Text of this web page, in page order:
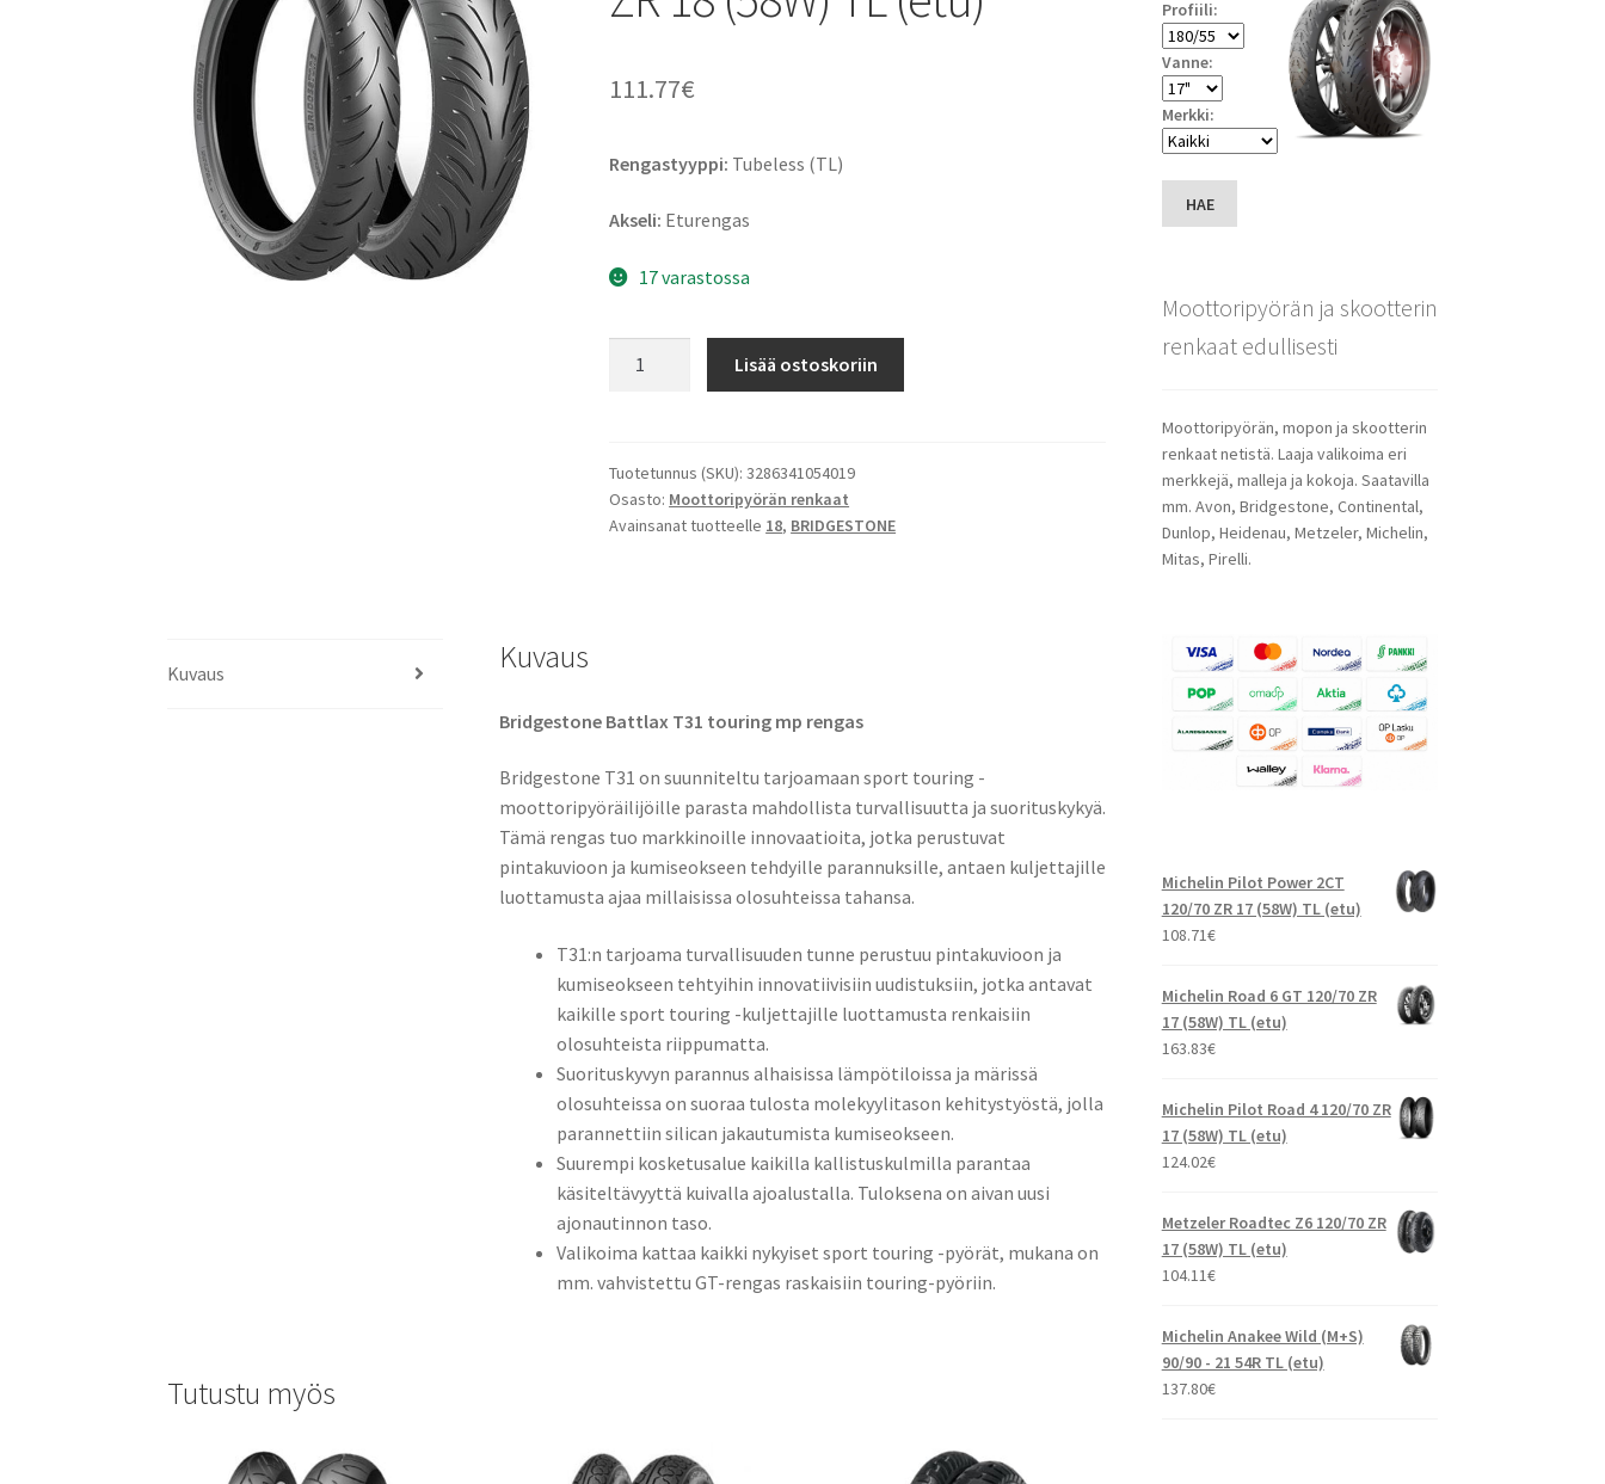
111.77€
Rengastyyppi: Tubeless (TL)
Akseli: Eturengas
17 varastossa
ZR
18
(58W)
Lisää ostoskoriin
Tuotetunnus (SKU):3286341054019
Osasto: Moottoripyörän renkaat
Avainsanat tuotteelle 18, BRIDGESTONE
Kuvaus Kuvaus
Bridgestone Battlax T31 touring mp rengas
Bridgestone T31 on suunniteltu tarjoamaan sport touring -
moottoripyöräilijöille parasta mahdollista turvallisuutta ja suorituskykyä.
Tämä rengas tuo markkinoille innovaatioita, jotka perustuvat
pintakuvioon ja kumiseokseen tehdyille parannuksille, antaen kuljettajille
luottamusta ajaa millaisissa olosuhteissa tahansa.
T31:n tarjoama turvallisuuden tunne perustuu pintakuvioon ja
kumiseokseen tehtyihin innovatiivisiin uudistuksiin, jotka antavat
kaikille sport touring -kuljettajille luottamusta renkaisiin
olosuhteista riippumatta.
Suorituskyvyn parannus alhaisissa lämpötiloissa ja märissä
olosuhteissa on suoraa tulosta molekyylitason kehitystyöstä, jolla
parannettiin silican jakautumista kumiseokseen.
Suurempi kosketusalue kaikilla kallistuskulmilla parantaa
käsiteltävyyttä kuivalla ajoalustalla. Tuloksena on aivan uusi
ajonautinnon taso.
Valikoima kattaa kaikki nykyiset sport touring -pyörät, mukana on
mm. vahvistettu GT-rengas raskaisiin touring-pyöriin.
Tutustu myös
Profiili:
Vanne:
Merkki:
HAE
Moottoripyörän ja skootterin
renkaat edullisesti
Moottoripyörän, mopon ja skootterin
renkaat netistä. Laaja valikoima eri
merkkejä, malleja ja kokoja. Saatavilla
mm. Avon, Bridgestone, Continental,
Dunlop, Heidenau, Metzeler, Michelin,
Mitas, Pirelli.
Michelin Pilot Power 2CT
120/70 ZR 17 (58W) TL (etu)
108.71€
Michelin Road 6 GT 120/70 ZR
17 (58W) TL (etu)
163.83€
Michelin Pilot Road 4 120/70 ZR
17 (58W) TL (etu)
124.02€
Metzeler Roadtec Z6 120/70 ZR
17 (58W) TL (etu)
104.11€
Michelin Anakee Wild (M+S)
90/90 - 21 54R TL (etu)
137.80€